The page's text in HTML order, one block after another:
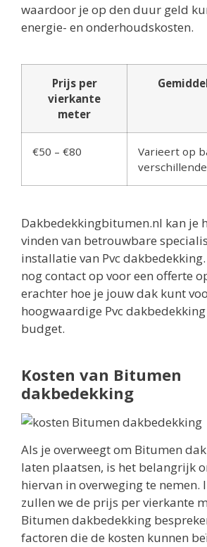
waardoor je op den duur geld
energie- en onderhoudskosten.
Prijs per
vierkante
meter
€50 – €80
Varieert op
Dakbedekkingbitumen.nl kan je
vinden van betrouwbare
installatie van Pvc
nog contact op voor een offerte
erachter hoe je jouw dak kunt
hoogwaardige Pvc
budget.
Kosten van Bitumen
dakbedekking
Als je overweegt om Bitumen
laten plaatsen, is het belangrijk
hiervan in overweging te nemen.
zullen we de prijs per vierkante
Bitumen dakbedekking
factoren die de kosten kunnen